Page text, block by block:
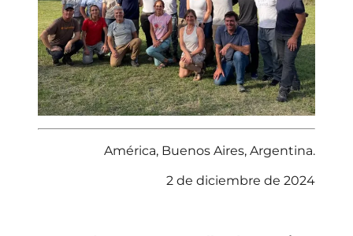
América, Buenos Aires, Argentina.
2 de diciembre de 2024